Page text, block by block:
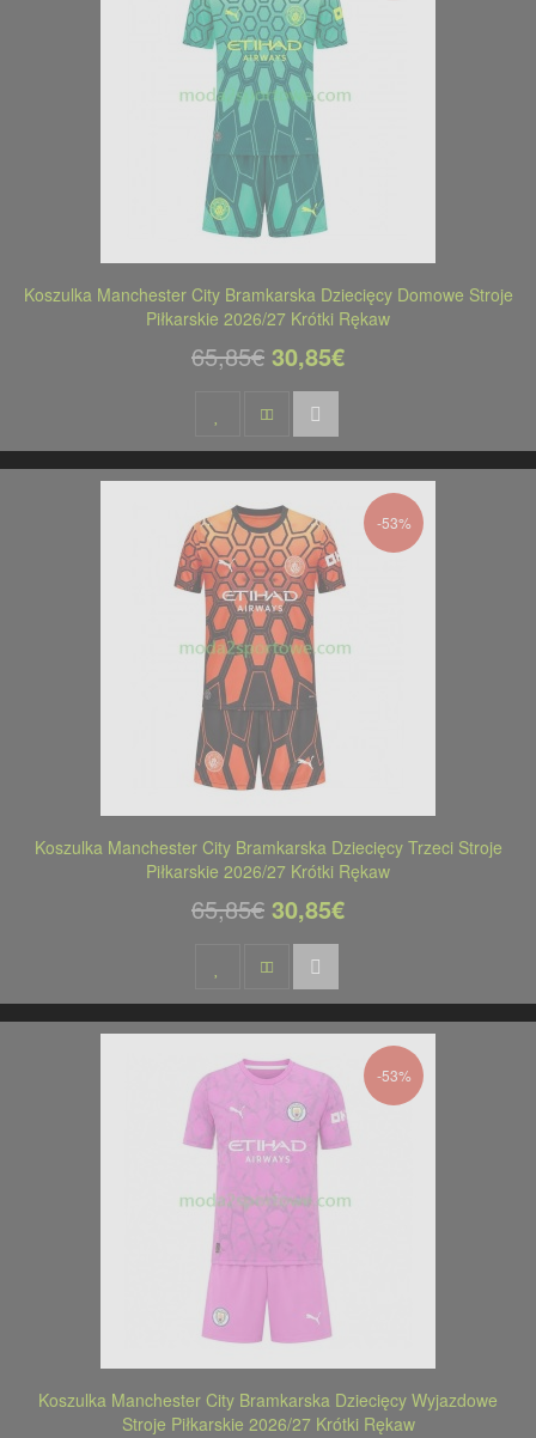
Koszulka Manchester City Bramkarska Dziecięcy Domowe Stroje
Piłkarskie 2026/27 Krótki Rękaw
65,85€ 30,85€
-53%
Koszulka Manchester City Bramkarska Dziecięcy Trzeci Stroje
Piłkarskie 2026/27 Krótki Rękaw
65,85€ 30,85€
-53%
Koszulka Manchester City Bramkarska Dziecięcy Wyjazdowe
Stroje Piłkarskie 2026/27 Krótki Rękaw